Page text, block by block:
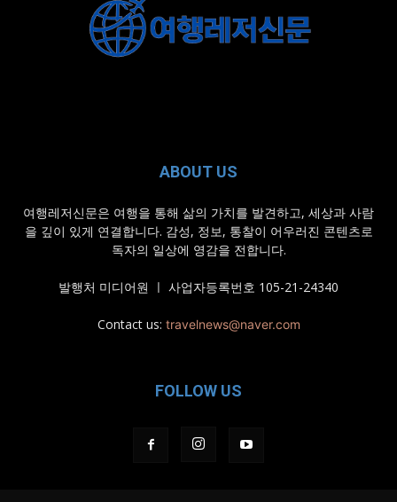
ABOUT US
여행레저신문은 여행을 통해 삶의 가치를 발견하고, 세상과 사람
을 깊이 있게 연결합니다. 감성, 정보, 통찰이 어우러진 콘텐츠로
독자의 일상에 영감을 전합니다.
발행처 미디어원 ㅣ 사업자등록번호 105-21-24340
Contact us: travelnews@naver.com
FOLLOW US